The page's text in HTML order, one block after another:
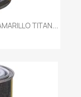
TITAN...